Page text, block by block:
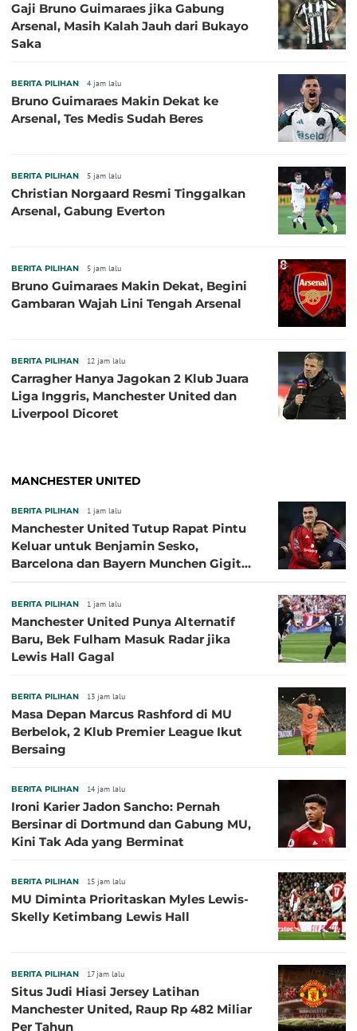
Gaji Bruno Guimaraes jika Gabung
Arsenal, Masih Kalah Jauh dari Bukayo
Saka
BERITA PILIHAN 4 jam lalu
Bruno Guimaraes Makin Dekat ke
Arsenal, Tes Medis Sudah Beres
BERITA PILIHAN 5 jam lalu
Christian Norgaard Resmi Tinggalkan
Arsenal, Gabung Everton
BERITA PILIHAN 5 jam lalu
Bruno Guimaraes Makin Dekat, Begini
Gambaran Wajah Lini Tengah Arsenal
BERITA PILIHAN 12 jam lalu
Carragher Hanya Jagokan 2 Klub Juara
Liga Inggris, Manchester United dan
Liverpool Dicoret
MANCHESTER UNITED
BERITA PILIHAN 1 jam lalu
Manchester United Tutup Rapat Pintu
Keluar untuk Benjamin Sesko,
Barcelona dan Bayern Munchen Gigit
BERITA PILIHAN 1 jam lalu
Manchester United Punya Alternatif
Baru, Bek Fulham Masuk Radar jika
Lewis Hall Gagal
BERITA PILIHAN 13 jam lalu
Masa Depan Marcus Rashford di MU
Berbelok, 2 Klub Premier League Ikut
Bersaing
BERITA PILIHAN 14 jam lalu
Ironi Karier Jadon Sancho: Pernah
Bersinar di Dortmund dan Gabung MU,
Kini Tak Ada yang Berminat
BERITA PILIHAN 15 jam lalu
MU Diminta Prioritaskan Myles Lewis-
Skelly Ketimbang Lewis Hall
BERITA PILIHAN 17 jam lalu
Situs Judi Hiasi Jersey Latihan
Manchester United, Raup Rp 482 Miliar
Per Tahun